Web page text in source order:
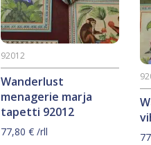
Wanderlust
menagerie marja
tapetti 92012
92012
77,80€ /rll